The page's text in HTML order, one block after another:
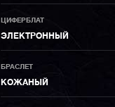
ЦИФЕРБЛАТ
ЭЛЕКТРОННЫЙ
БРАСЛЕТ
КОЖАНЫЙ